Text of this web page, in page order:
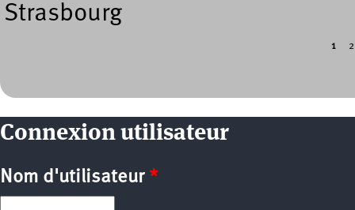
Strasbourg
1 2
Connexion utilisateur
Nom d'utilisateur *